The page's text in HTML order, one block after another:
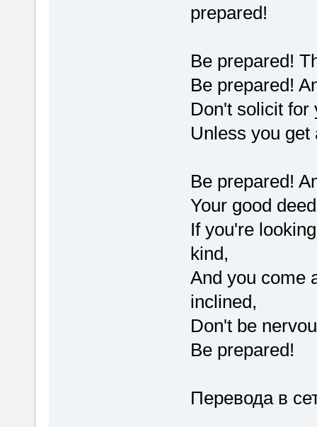
prepared!
Be prepared!
Be prepared!
Don't solicit for
Unless you get
Be prepared!
Your good
If you're
kind,
And you come
inclined,
Don't be
Be prepared!
Перевода в